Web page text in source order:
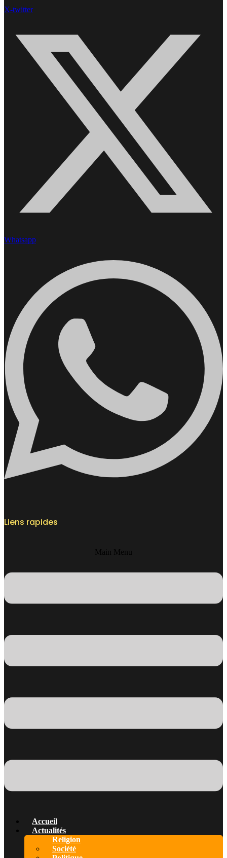
X-twitter
Whatsapp
Liens rapides
Main Menu
Accueil
Actualités
Religion
Société